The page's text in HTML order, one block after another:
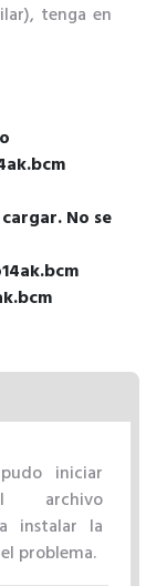
tenga en
No se
iniciar
archivo
instalar la
problema.